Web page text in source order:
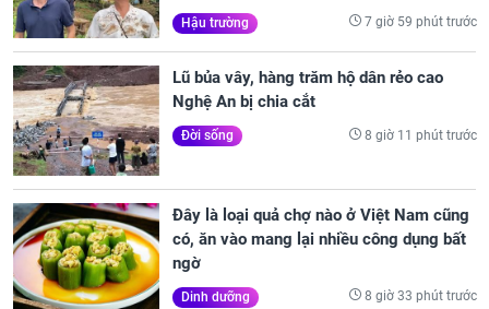
Hậu trường 7 giờ 59 phút trước
Lũ bủa vây, hàng trăm hộ dân rẻo cao
Nghệ An bị chia cắt
Đời sống 8 giờ 11 phút trước
Đây là loại quả chợ nào ở Việt Nam cũng
có, ăn vào mang lại nhiều công dụng bất
ngờ
Dinh dưỡng 8 giờ 33 phút trước